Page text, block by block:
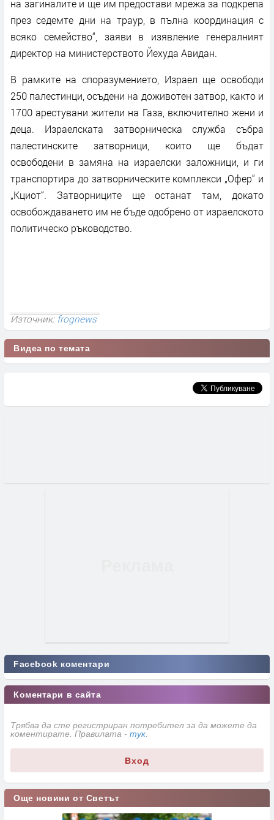
на загиналите и ще им предостави мрежа за подкрепа
през седемте дни на траур, в пълна координация с
всяко семейство“, заяви в изявление генералният
директор на министерството Йехуда Авидан.
В рамките на споразумението, Израел ще освободи
250 палестинци, осъдени на доживотен затвор, както и
1700 арестувани жители на Газа, включително жени и
деца. Израелската затворническа служба събра
палестинските затворници, които ще бъдат
освободени в замяна на израелски заложници, и ги
транспортира до затворническите комплекси „Офер“ и
„Кциот“. Затворниците ще останат там, докато
освобождаването им не бъде одобрено от израелското
политическо ръководство.
Източник:frognews
Видеа по темата
Facebook коментари
Коментари в сайта
Трябва да сте регистриран потребител за да можете да
коментирате. Правилата - тук
Вход
Още новини от Светът